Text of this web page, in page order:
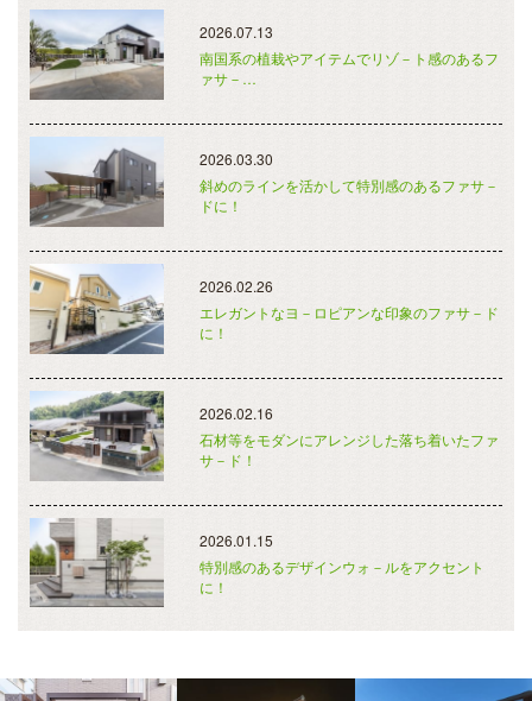
2026.07.13
南国系の植栽やアイテムでリゾ－ト感のあるフ
ァサ－…
2026.03.30
斜めのラインを活かして特別感のあるファサ－
ドに！
2026.02.26
エレガントなヨ－ロピアンな印象のファサ－ド
に！
2026.02.16
石材等をモダンにアレンジした落ち着いたファ
サ－ド！
2026.01.15
特別感のあるデザインウォ－ルをアクセント
に！